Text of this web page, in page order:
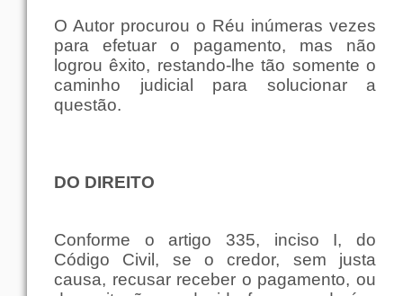
O Autor procurou o Réu inúmeras vezes
para efetuar o pagamento, mas não
logrou êxito, restando-lhe tão somente o
caminho judicial para solucionar a
questão.
DO DIREITO
Conforme o artigo 335, inciso I, do
Código Civil, se o credor, sem justa
causa, recusar receber o pagamento, ou